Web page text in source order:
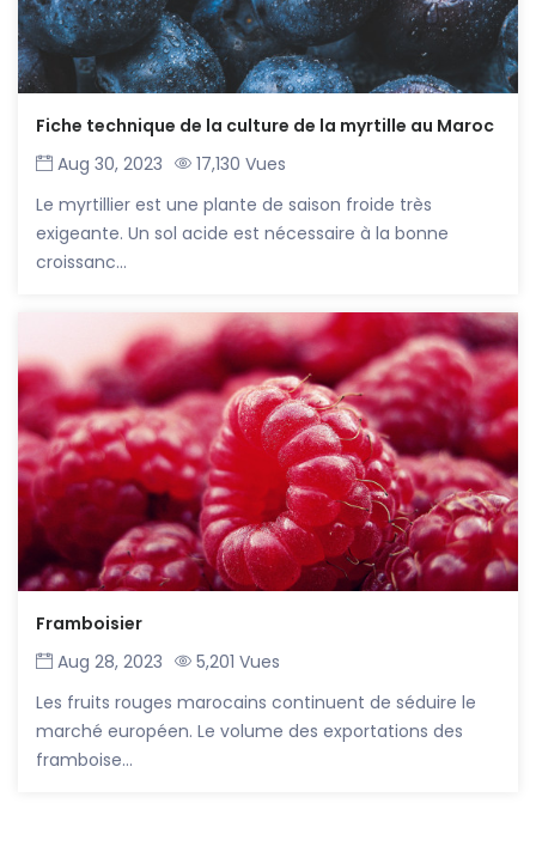
Fiche technique de la culture de la myrtille au Maroc
Aug 30, 2023
17,130 Vues
Le myrtillier est une plante de saison froide très
exigeante. Un sol acide est nécessaire à la bonne
croissanc...
Framboisier
Aug 28, 2023
5,201 Vues
Les fruits rouges marocains continuent de séduire le
marché européen. Le volume des exportations des
framboise...